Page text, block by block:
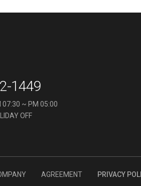
1449
07:30 ~ PM 05:00
OFF
AGREEMENT PRIVACY